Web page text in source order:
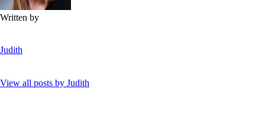
Written by
Judith
View all posts by Judith